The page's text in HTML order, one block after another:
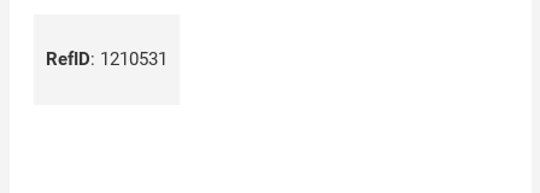
RefID: 1210531